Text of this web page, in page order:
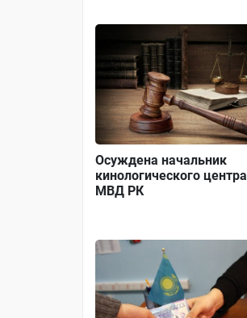
Осуждена начальник
кинологического центра
МВД РК